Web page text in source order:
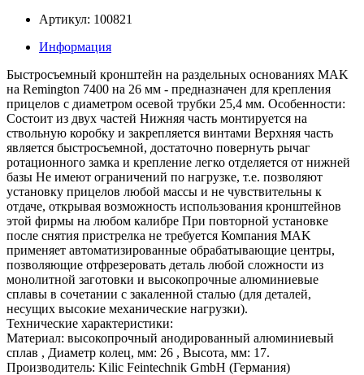
Артикул: 100821
Информация
Быстросъемный кронштейн на раздельных основаниях MAK
на Remington 7400 на 26 мм - предназначен для крепления
прицелов с диаметром осевой трубки 25,4 мм. Особенности:
Состоит из двух частей Нижняя часть монтируется на
ствольную коробку и закрепляется винтами Верхняя часть
является быстросъемной, достаточно повернуть рычаг
ротационного замка и крепление легко отделяется от нижней
базы Не имеют ограничений по нагрузке, т.е. позволяют
установку прицелов любой массы и не чувствительны к
отдаче, открывая возможность использования кронштейнов
этой фирмы на любом калибре При повторной установке
после снятия пристрелка не требуется Компания MAK
применяет автоматизированные обрабатывающие центры,
позволяющие отфрезеровать деталь любой сложности из
монолитной заготовки и высокопрочные алюминиевые
сплавы в сочетании с закаленной сталью (для деталей,
несущих высокие механические нагрузки).
Технические характеристики:
Материал: высокопрочный анодированный алюминиевый
сплав , Диаметр колец, мм: 26 , Высота, мм: 17.
Производитель: Kilic Feintechnik GmbH (Германия)